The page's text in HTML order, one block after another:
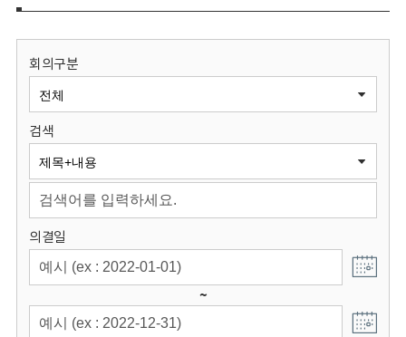
보
원
회
회의구분
검색
의결일
~